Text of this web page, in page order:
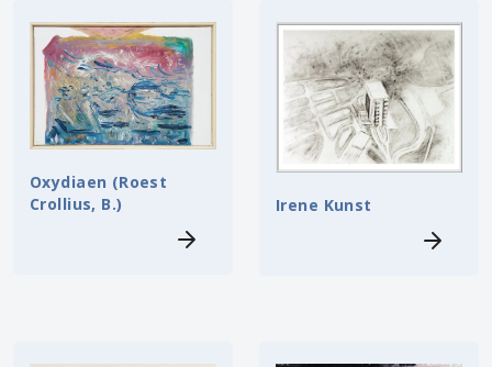
Oxydiaen (Roest
Crollius, B.)
Irene Kunst